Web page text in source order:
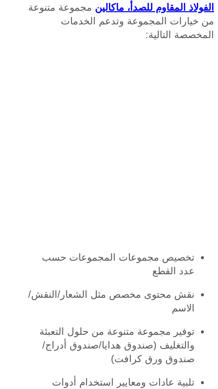
المقاوم للصدأ، ماكالينمجموعة متنوعة
المجموعة وتدعم الخدمات
التالية:
تخصيص مجموعات المجموعات حسب
عدد القطع
نقش محتوى مخصص مثل الشعار/النقش/
الاسم
توفير مجموعة متنوعة من حلول التعبئة
والتغليف (صندوق هدايا/صندوق أدراج/
صندوق ورق كرافت)
تلبية عادات ومعايير استخدام أدوات